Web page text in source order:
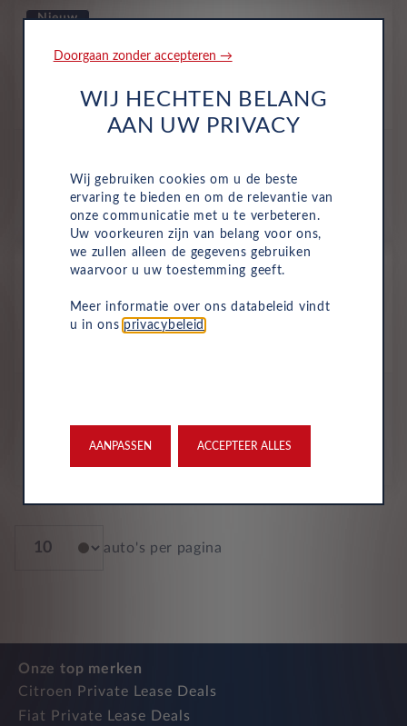
Nieuw
Executive BEV 61KWH AUTO
Volledig Elektrisch Automaat
2025
Celestial Blue Metallic
661
p/m. incl. btw o.b.v 72 mnd en 5,000 km/j
Executive AWD
Volledig Elektrisch Automaat
691
auto's per pagina
Onze top merken
Citroen Private Lease Deals
Fiat Private Lease Deals
Doorgaan zonder accepteren →
WIJ HECHTEN BELANG
AAN UW PRIVACY
Wij gebruiken cookies om u de beste
ervaring te bieden en om de relevantie van
onze communicatie met u te verbeteren.
Uw voorkeuren zijn van belang voor ons,
we zullen alleen de gegevens gebruiken
waarvoor u uw toestemming geeft.
Meer informatie over ons databeleid vindt
u in ons privacybeleid
AANPASSEN ACCEPTEER ALLES